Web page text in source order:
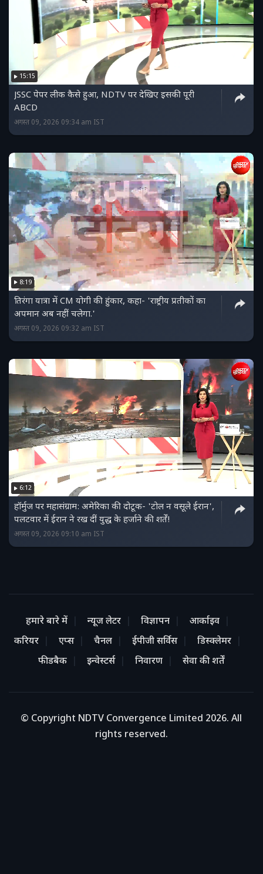
15:15
JSSC पेपर लीक कैसे हुआ, NDTV पर देखिए इसकी पूरी
ABCD
अगस्त 09, 2026 09:34 am IST
8:19
तिरंगा यात्रा में CM योगी की हुंकार, कहा- 'राष्ट्रीय प्रतीकों का
अपमान अब नहीं चलेगा.'
अगस्त 09, 2026 09:32 am IST
6:12
हॉर्मुज पर महासंग्राम: अमेरिका की दोटूक- 'टोल न वसूले ईरान',
पलटवार में ईरान ने रख दीं युद्ध के हर्जाने की शर्तें!
अगस्त 09, 2026 09:10 am IST
हमारे बारे में न्यूज लेटर विज्ञापन
आर्काइव
करियर
एप्स चैनल ईपीजी सर्विस
डिस्क्लेमर
फीडबैक
इन्वेस्टर्स निवारण सेवा की शर्तें
© Copyright NDTV Convergence Limited 2026. All
rights reserved.